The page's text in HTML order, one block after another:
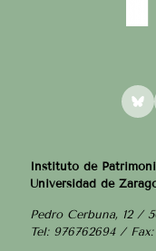
Instituto de
Universidad de
Pedro Cerbuna, 12 /
Tel: 976762694 /